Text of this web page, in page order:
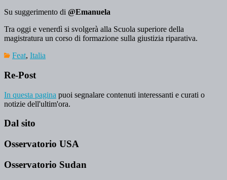
Su suggerimento di @Emanuela
Tra oggi e venerdì si svolgerà alla Scuola superiore della
magistratura un corso di formazione sulla giustizia riparativa.
Feat, Italia
Re-Post
In questa pagina puoi segnalare contenuti interessanti e curati o
notizie dell'ultim'ora.
Dal sito
Osservatorio USA
Osservatorio Sudan